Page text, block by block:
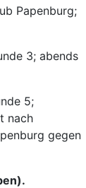
Papenburg;
3; abends
5;
nach
gegen